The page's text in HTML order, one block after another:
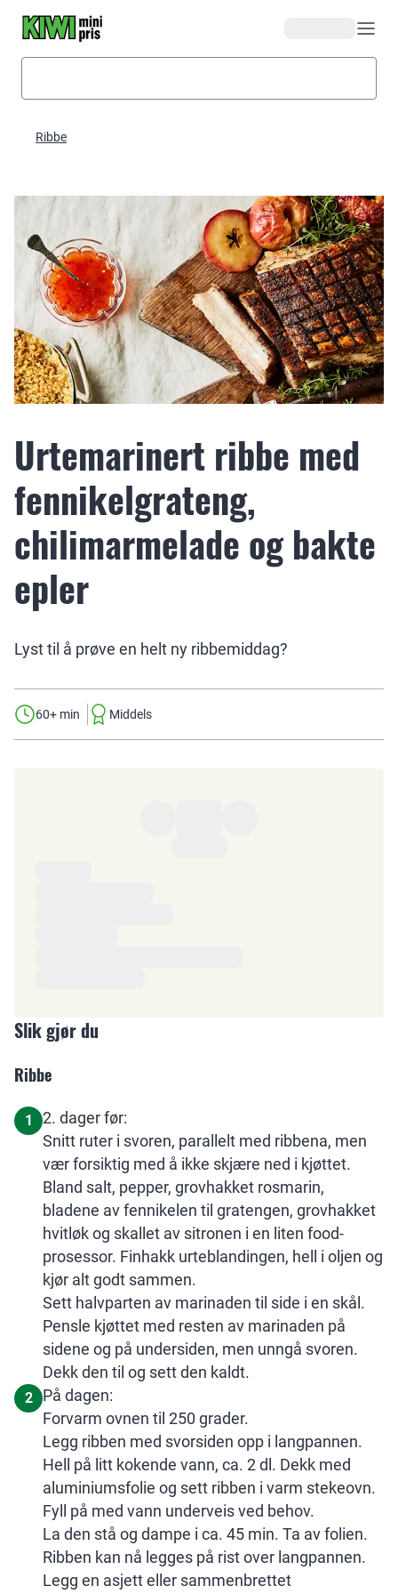
Ribbe
Urtemarinert ribbe med
fennikelgrateng,
chilimarmelade og bakte
epler
Lyst til å prøve en helt ny ribbemiddag?
60+ min Middels
Slik gjør du
Ribbe
1
2. dager før:
Snitt ruter i svoren, parallelt med ribbena, men
vær forsiktig med å ikke skjære ned i kjøttet.
Bland salt, pepper, grovhakket rosmarin,
bladene av fennikelen til gratengen, grovhakket
hvitløk og skallet av sitronen i en liten food-
prosessor. Finhakk urteblandingen, hell i oljen og
kjør alt godt sammen.
Sett halvparten av marinaden til side i en skål.
Pensle kjøttet med resten av marinaden på
sidene og på undersiden, men unngå svoren.
Dekk den til og sett den kaldt.
2
På dagen:
Forvarm ovnen til 250 grader.
Legg ribben med svorsiden opp i langpannen.
Hell på litt kokende vann, ca. 2 dl. Dekk med
aluminiumsfolie og sett ribben i varm stekeovn.
Fyll på med vann underveis ved behov.
La den stå og dampe i ca. 45 min. Ta av folien.
Ribben kan nå legges på rist over langpannen.
Legg en asjett eller sammenbrettet